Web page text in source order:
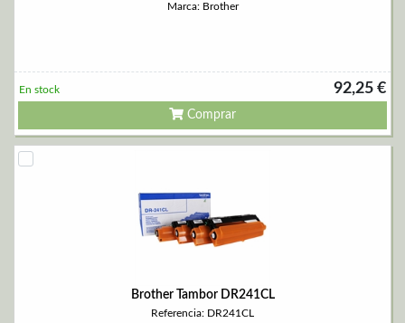
Marca: Brother
92,25 €
En stock
Comprar
Brother Tambor DR241CL
Referencia: DR241CL